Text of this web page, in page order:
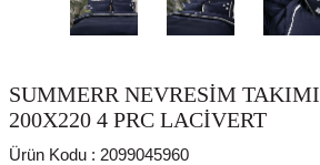
SUMMERR NEVRESİM TAKIMI
200X220 4 PRC LACİVERT
Ürün Kodu : 2099045960